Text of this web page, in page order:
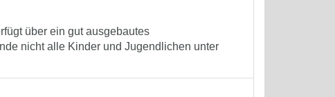
über ein gut ausgebautes
nicht alle Kinder und Jugendlichen unter